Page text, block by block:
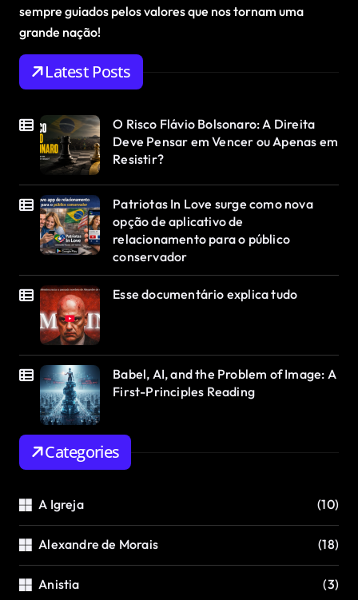
sempre guiados pelos valores que nos tornam uma
grande nação!
Latest Posts
O Risco Flávio Bolsonaro: A Direita
Deve Pensar em Vencer ou Apenas em
Resistir?
Patriotas In Love surge como nova
opção de aplicativo de
relacionamento para o público
conservador
Esse documentário explica tudo
Babel, AI, and the Problem of Image: A
First-Principles Reading
Categories
A Igreja (10)
Alexandre de Morais (18)
Anistia (3)